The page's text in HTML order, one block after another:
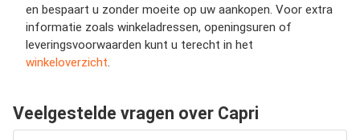
en bespaart u zonder moeite op uw aankopen. Voor extra
informatie zoals winkeladressen, openingsuren of
leveringsvoorwaarden kunt u terecht in het
winkeloverzicht
Veelgestelde vragen over Capri